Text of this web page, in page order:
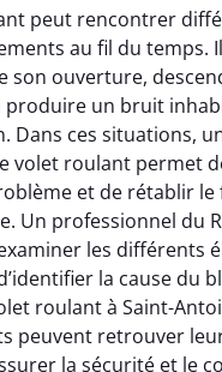
peut rencontrer
au fil du temps.
son ouverture,
produire un bruit
Dans ces situations,
volet roulant permet
et de rétablir
Un professionnel du
les différents
la cause du
roulant à Saint-
peuvent retrouver
la sécurité et le